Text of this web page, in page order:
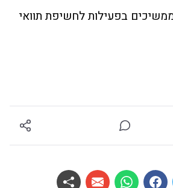
בפעילות לחשיפת תוואי